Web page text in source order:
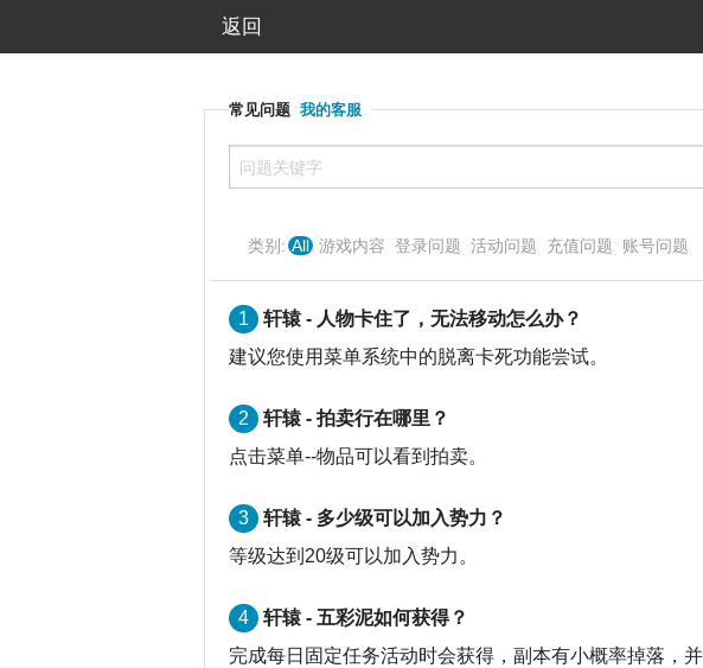
返回
常见问题 我的客服
类别: All 游戏内容 登录问题 活动问题 充值问题 账号问题
1
轩辕 - 人物卡住了，无法移动怎么办？
建议您使用菜单系统中的脱离卡死功能尝试。
2
轩辕 - 拍卖行在哪里？
点击菜单--物品可以看到拍卖。
3
轩辕 - 多少级可以加入势力？
等级达到20级可以加入势力。
4
轩辕 - 五彩泥如何获得？
完成每日固定任务活动时会获得，副本有小概率掉落，并